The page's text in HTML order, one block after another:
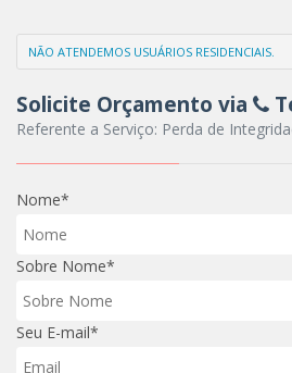
NÃO ATENDEMOS USUÁRIOS RESIDENCIAIS.
Solicite Orçamento via
Referente a Serviço: Perda de
Nome*
Sobre Nome*
Seu E-mail*